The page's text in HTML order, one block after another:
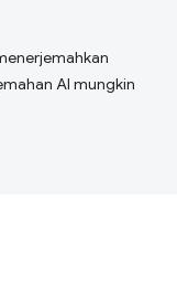
AI mungkin